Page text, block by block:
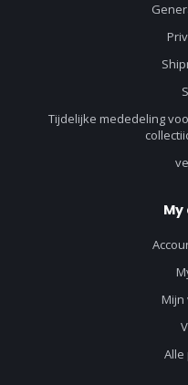
Tijdelijke mededeling
Mijn
Alle